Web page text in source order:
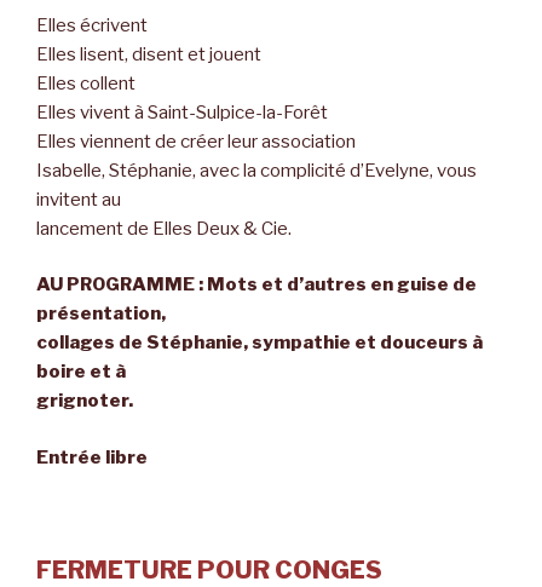
Elles écrivent
Elles lisent, disent et jouent
Elles collent
Elles vivent à Saint-Sulpice-la-Forêt
Elles viennent de créer leur association
Isabelle, Stéphanie, avec la complicité d’Evelyne, vous
invitent au
lancement de Elles Deux & Cie.
AU PROGRAMME : Mots et d’autres en guise de
présentation,
collages de Stéphanie, sympathie et douceurs à
boire et à
grignoter.
Entrée libre
FERMETURE POUR CONGES